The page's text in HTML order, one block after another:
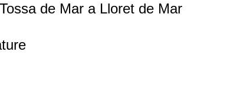
de Mar a Lloret de Mar